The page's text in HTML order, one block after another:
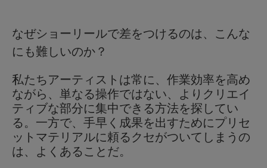
なぜショーリールで差をつけるのは、こんな
にも難しいのか？
私たちアーティストは常に、作業効率を高め
ながら、単なる操作ではない、よりクリエイ
ティブな部分に集中できる方法を探してい
る。一方で、手早く成果を出すためにプリセ
ットマテリアルに頼るクセがついてしまうの
は、よくあることだ。